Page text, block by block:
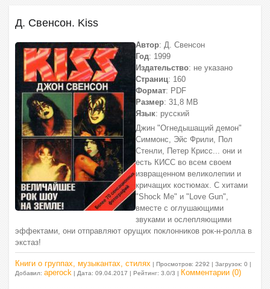
Д. Свенсон. Kiss
Автор: Д. Свенсон
Год: 1999
Издательство: не указано
Страниц: 160
Формат: PDF
Размер: 31,8 МВ
Язык: русский
Джин "Огнедышащий демон"
Симмонс, Эйс Фрили, Пол
Стенли, Петер Крисс... они и
есть КИСС во всем своем
извращенном великолепии и
кричащих костюмах. С хитами
"Shock Me" и "Love Gun",
вместе с оглушающими
звуками и ослепляющими
эффектами, они отправляют орущих поклонников рок-н-ролла в
экстаз!
Книги о группах, музыкантах, стилях | Просмотров: 2292 | Загрузок: 0 |
Добавил: aperock | Дата: 09.04.2017 | Рейтинг: 3.0/3 | Комментарии (0)